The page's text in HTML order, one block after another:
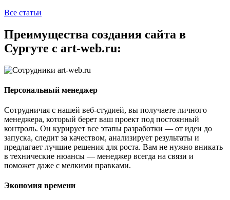
Все статьи
Преимущества создания сайта в
Сургуте с art-web.ru:
Персональный менеджер
Сотрудничая с нашей веб-студией, вы получаете личного
менеджера, который берет ваш проект под постоянный
контроль. Он курирует все этапы разработки — от идеи до
запуска, следит за качеством, анализирует результаты и
предлагает лучшие решения для роста. Вам не нужно вникать
в технические нюансы — менеджер всегда на связи и
поможет даже с мелкими правками.
Экономия времени